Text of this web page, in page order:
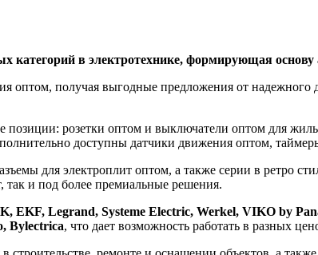
категорий в электротехнике, формирующая
оптом, получая выгодные предложения от
позиции: розетки оптом и выключатели оптом для
доступны датчики движения оптом,
для электроплит оптом, а также серии в ретро
так и под более премиальные решения.
EKF, Legrand, Systeme Electric, Werkel, VIKO by
Bylectrica, что дает возможность работать в разных